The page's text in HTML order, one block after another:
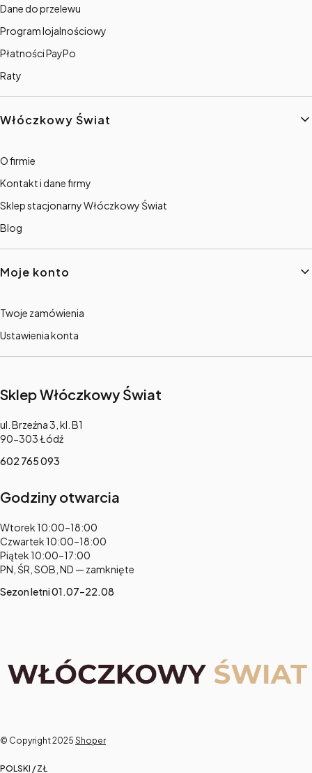
Dane do przelewu
Program lojalnościowy
Płatności PayPo
Raty
Włóczkowy Świat
O firmie
Kontakt i dane firmy
Sklep stacjonarny Włóczkowy Świat
Blog
Moje konto
Twoje zamówienia
Ustawienia konta
Sklep Włóczkowy Świat
Adres:
ul. Brzeźna 3, kl. B1
90-303 Łódź
602 765 093
Godziny otwarcia
Adres:
Wtorek 10:00–18:00
Czwartek 10:00–18:00
Piątek 10:00–17:00
PN, ŚR, SOB, ND — zamknięte
Sezon letni 01.07–22.08
© Copyright 2025 Shoper
POLSKI / ZŁ